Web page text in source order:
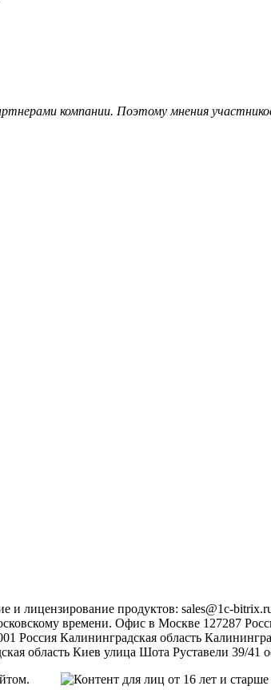
компании. Поэтому мнения
и лицензирование продуктов: sales@1c-
времени. Офис в Москве 127287
Россия Калининградская область
область Киев улица Шота Руставели 39/41